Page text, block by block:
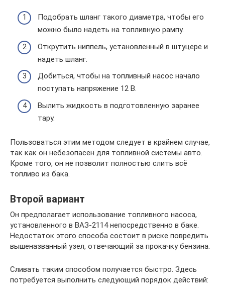
Подобрать шланг такого диаметра, чтобы его
можно было надеть на топливную рампу.
Открутить ниппель, установленный в штуцере и
надеть шланг.
Добиться, чтобы на топливный насос начало
поступать напряжение 12 В.
Вылить жидкость в подготовленную заранее
тару.
Пользоваться этим методом следует в крайнем случае,
так как он небезопасен для топливной системы авто.
Кроме того, он не позволит полностью слить всё
топливо из бака.
Второй вариант
Он предполагает использование топливного насоса,
установленного в ВАЗ-2114 непосредственно в баке.
Недостаток этого способа состоит в риске повредить
вышеназванный узел, отвечающий за прокачку бензина.
Сливать таким способом получается быстро. Здесь
потребуется выполнить следующий порядок действий: